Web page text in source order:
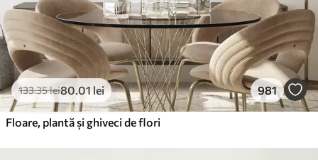
133.35lei80.01 lei 981
Floare, plantă și ghiveci de flori